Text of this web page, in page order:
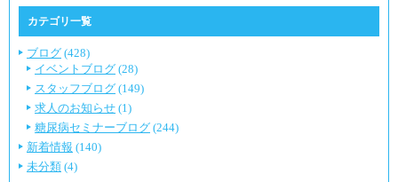
カテゴリ一覧
ブログ (428)
イベントブログ (28)
スタッフブログ (149)
求人のお知らせ (1)
糖尿病セミナーブログ (244)
新着情報 (140)
未分類 (4)